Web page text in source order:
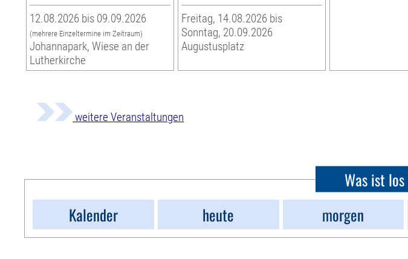
12.08.2026 bis 09.09.2026
(mehrere Einzeltermine im Zeitraum)
Johannapark, Wiese an der
Lutherkirche
Freitag, 14.08.2026 bis
Sonntag, 20.09.2026
Augustusplatz
weitere Veranstaltungen
Was ist
Kalender
heute morgen